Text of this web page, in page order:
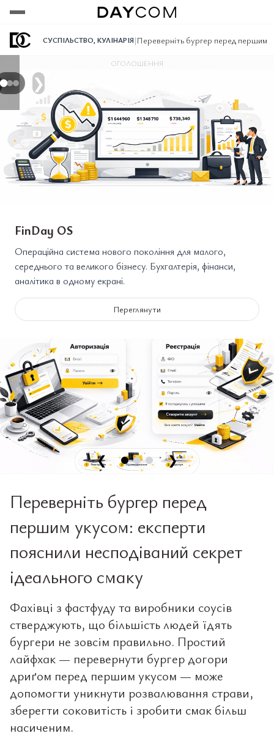
СУСПІЛЬСТВО, КУЛІНАРІЯ|Переверніть бургер перед першим
❯
ОГОЛОШЕННЯ
FinDay OS
Операційна система нового покоління для малого,
середнього та великого бізнесу. Бухгалтерія, фінанси,
аналітика в одному екрані.
Переглянути
❮ ❯
Переверніть бургер перед
першим укусом: експерти
пояснили несподіваний секрет
ідеального смаку
Фахівці з фастфуду та виробники соусів
стверджують, що більшість людей їдять
бургери не зовсім правильно. Простий
лайфхак — перевернути бургер догори
дриґом перед першим укусом — може
допомогти уникнути розвалювання страви,
зберегти соковитість і зробити смак більш
насиченим.